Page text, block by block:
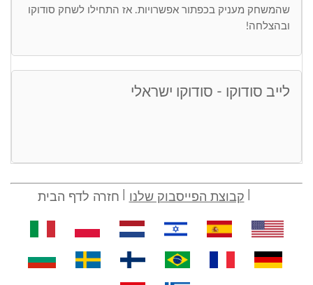
שהמשחק מעניק בכפתור אפשרויות. אז התחילו לשחק סודוקו
ובהצלחה!
לייב סודוקו - סודוקו ישראלי
קבוצת הפייסבוק שלנו חזרה לדף הבית